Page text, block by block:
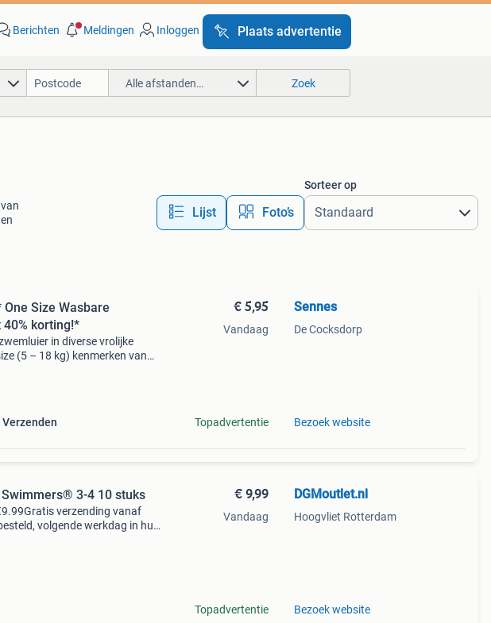
Berichten Meldingen Inloggen Plaats advertentie
Alle afstanden… Zoek
Lijst Foto’s
Sorteer op
One Size Wasbare
korting!*
in diverse vrolijke
(5 – 18 kg) kenmerken van
€ 5,95
Vandaag
Topadvertentie
Sennes
De Cocksdorp
Bezoek website
3-4 10 stuks
verzending vanaf
volgende werkdag in huis
€ 9,99
Vandaag
Topadvertentie
DGMoutlet.nl
Hoogvliet Rotterdam
Bezoek website